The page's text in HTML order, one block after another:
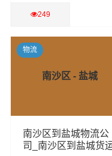
249
查看详细
南沙区 - 盐城
南沙区到盐城物流公
司_南沙区到盐城货
物流